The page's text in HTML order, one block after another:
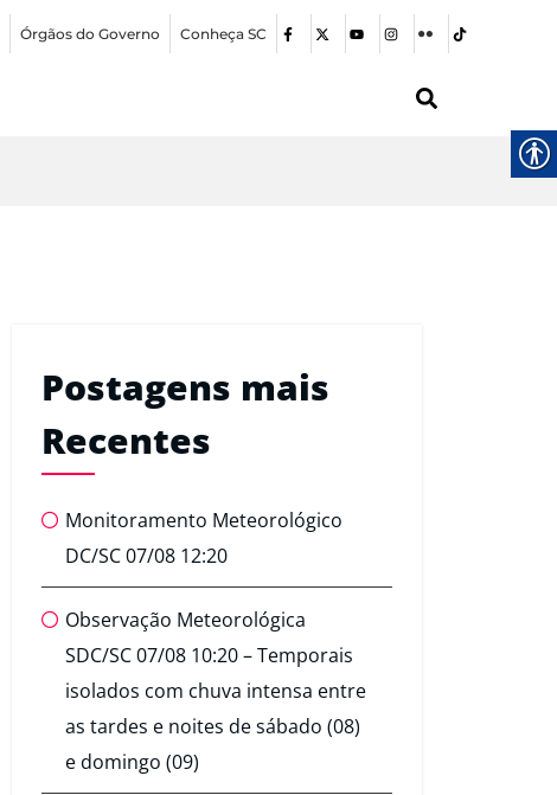
Órgãos do Governo Conheça SC
Postagens mais
Recentes
Monitoramento Meteorológico
DC/SC 07/08 12:20
Observação Meteorológica
SDC/SC 07/08 10:20 – Temporais
isolados com chuva intensa entre
as tardes e noites de sábado (08)
e domingo (09)